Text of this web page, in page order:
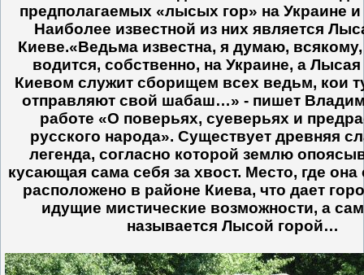
предполагаемых «лысых гор» на Украине
Наиболее известной из них является
Киеве.«Ведьма известна, я думаю,
водится, собственно, на Украине, а
Киевом служит сборищем всех ведьм, кои
отправляют свой шабаш…» - пишет
работе «О поверьях, суеверьях и
русского народа». Существует древняя
легенда, согласно которой землю
кусающая сама себя за хвост. Место, где она
расположено в районе Киева, что дает
идущие мистические возможности, а
называется Лысой горой…